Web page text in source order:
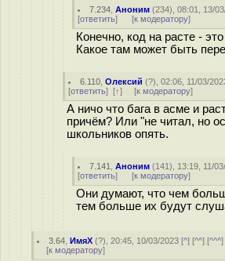
7.234 ,Аноним (234), 08:01, 13/
[ответить] [к модератору]
Конечно, код на расте -
Какое там может быть
6.110 ,Олексий (?), 02:06, 11/03/
[ответить] [↑] [к модератору]
А ничо что бага в асме и
причём? Или "не читал, но
школьников опять.
7.141 ,Аноним (141), 13:19, 11/
[ответить] [к модератору]
Они думают, что чем
тем больше их будут
3.64 ,ИмяХ (?), 20:45, 10/03/2023 [^] [^^] [^^^]
[к модератору]